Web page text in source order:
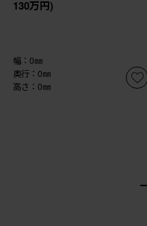
130万円)
幅：0㎜
奥行：0㎜
高さ：0㎜